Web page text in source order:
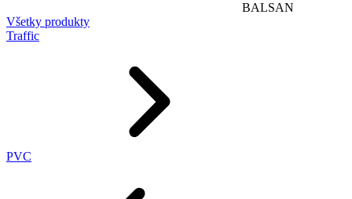
BALSAN
Všetky produkty
Traffic
PVC